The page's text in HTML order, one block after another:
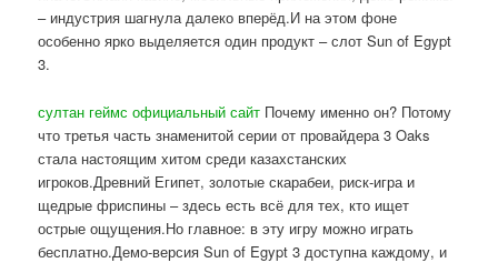
– индустрия шагнула далеко вперёд.И на этом фоне
особенно ярко выделяется один продукт – слот Sun of Egypt
3.
султан геймс официальный сайт Почему именно он? Потому
что третья часть знаменитой серии от провайдера 3 Oaks
стала настоящим хитом среди казахстанских
игроков.Древний Египет, золотые скарабеи, риск-игра и
щедрые фриспины – здесь есть всё для тех, кто ищет
острые ощущения.Но главное: в эту игру можно играть
бесплатно.Демо-версия Sun of Egypt 3 доступна каждому, и